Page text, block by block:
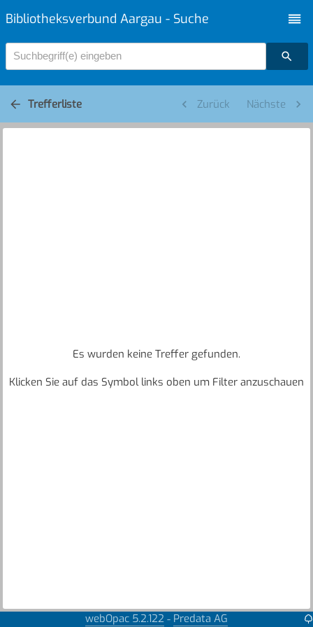
Bibliotheksverbund Aargau - Suche
Suchbegriff(e) eingeben
Trefferliste Zurück Nächste
Es wurden keine Treffer gefunden.
Klicken Sie auf das Symbol links oben um Filter anzuschauen
webOpac 5.2.122 - Predata AG